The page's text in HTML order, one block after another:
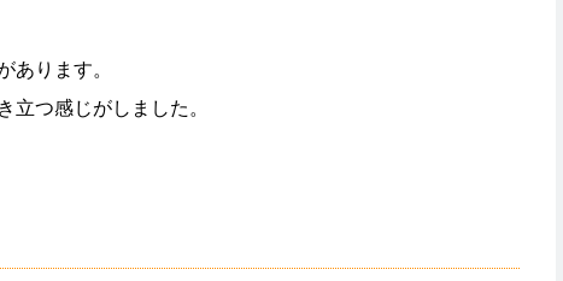
あります。
立つ感じがしました。